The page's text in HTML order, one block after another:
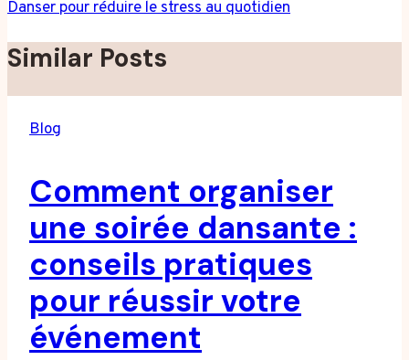
Danser pour réduire le stress au quotidien
Similar Posts
Blog
Comment organiser
une soirée dansante :
conseils pratiques
pour réussir votre
événement